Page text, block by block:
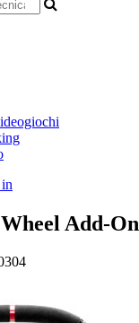
Add-On